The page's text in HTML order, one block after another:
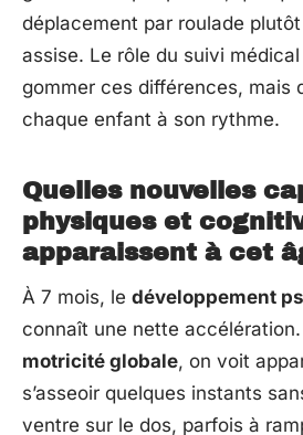
déplacement par roulade
assise. Le rôle du suivi médical
gommer ces différences, mais
chaque enfant à son rythme.
Quelles nouvelles
physiques et
apparaissent à cet
À 7 mois, le développement
connaît une nette
motricité globale, on voit
s’asseoir quelques instants
ventre sur le dos, parfois à